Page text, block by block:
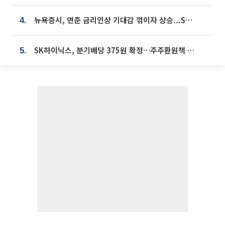
4. 뉴욕증시, 연준 금리인상 기대감 꺾이자 상승...S&P500 사상 최고치 [종합]
5. SK하이닉스, 분기배당 375원 확정…주주환원책 9월로 앞당겨 발표